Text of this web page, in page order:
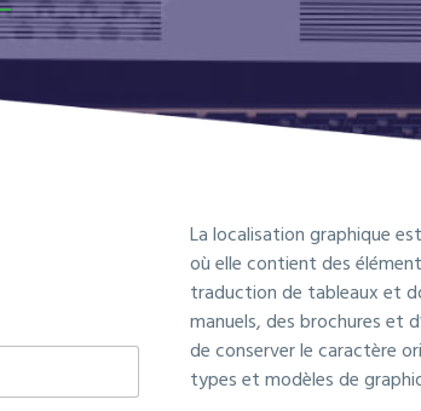
La localisation graphique
où elle contient des
traduction de tableaux et
manuels, des brochures et
de conserver le caractère
types et modèles de